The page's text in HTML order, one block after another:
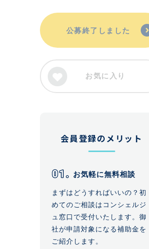
公募終了しました
お気に入り
会員登録のメリット
お気軽に無料相談
まずはどうすればいいの？初
めてのご相談はコンシェルジ
ュ窓口で受付いたします。御
社が申請対象になる補助金を
ご紹介します。